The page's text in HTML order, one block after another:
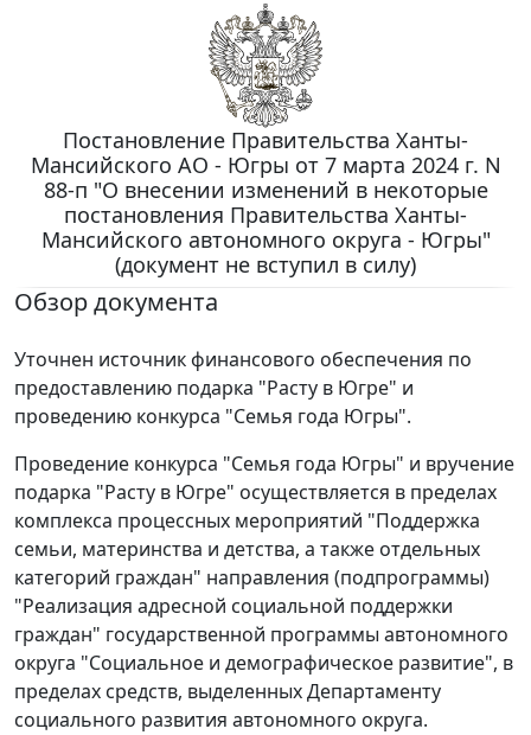
Постановление Правительства Ханты-
Мансийского АО - Югры от 7 марта 2024 г. N
88-п "О внесении изменений в некоторые
постановления Правительства Ханты-
Мансийского автономного округа - Югры"
(документ не вступил в силу)
Обзор документа
Уточнен источник финансового обеспечения по
предоставлению подарка "Расту в Югре" и
проведению конкурса "Семья года Югры".
Проведение конкурса "Семья года Югры" и вручение
подарка "Расту в Югре" осуществляется в пределах
комплекса процессных мероприятий "Поддержка
семьи, материнства и детства, а также отдельных
категорий граждан" направления (подпрограммы)
"Реализация адресной социальной поддержки
граждан" государственной программы автономного
округа "Социальное и демографическое развитие", в
пределах средств, выделенных Департаменту
социального развития автономного округа.